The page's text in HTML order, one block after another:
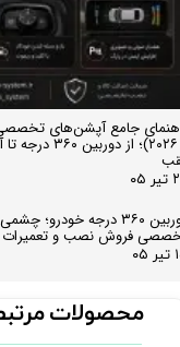
و ۲۰۲۶)؛ از
دوربین ۳۶۰ درجه
فروش نصب و تعمیرات
محصولات